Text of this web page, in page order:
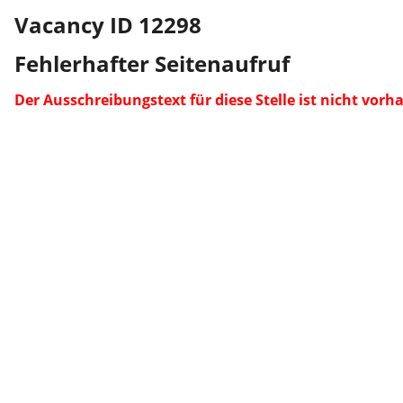
Vacancy ID 12298
Fehlerhafter Seitenaufruf
Der Ausschreibungstext für diese Stelle ist nicht